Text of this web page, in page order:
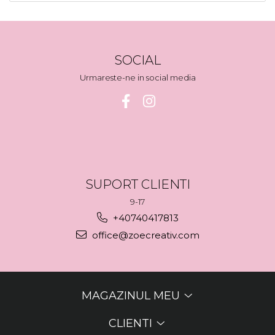
SOCIAL
Urmareste-ne in social media
SUPORT CLIENTI
9-17
+40740417813
office@zoecreativ.com
MAGAZINUL MEU
CLIENTI